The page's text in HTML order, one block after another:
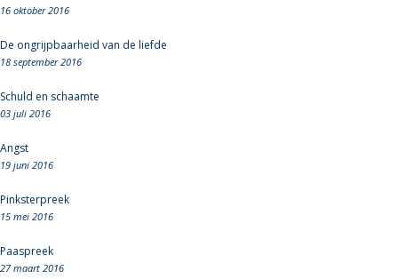
16 oktober 2016
De ongrijpbaarheid van de liefde
18 september 2016
Schuld en schaamte
03 juli 2016
Angst
19 juni 2016
Pinksterpreek
15 mei 2016
Paaspreek
27 maart 2016